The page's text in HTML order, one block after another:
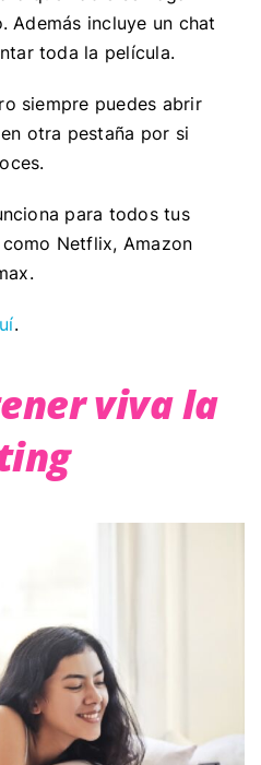
Además incluye un chat
toda la película.
siempre puedes abrir
otra pestaña por si
para todos tus
Netflix, Amazon
.
viva la